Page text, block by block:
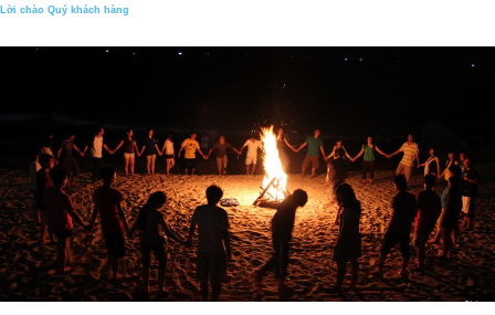
Lời chào Quý khách hàng